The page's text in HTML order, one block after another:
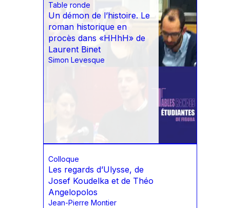
Table ronde
Un démon de l’histoire. Le
roman historique en
procès dans «HHhH» de
Laurent Binet
Simon Levesque
Colloque
Les regards d’Ulysse, de
Josef Koudelka et de Théo
Angelopolos
Jean-Pierre Montier